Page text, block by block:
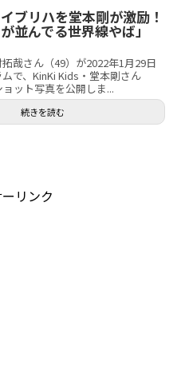
ブリハを堂本剛が激励！
並んでる世界線やば」
哉さん（49）が2022年1月29日
で、KinKi Kids・堂本剛さん
ョット写真を公開しま...
続きを読む
リンク